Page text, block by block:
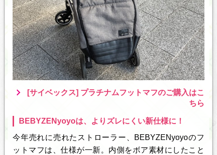
[サイベックス] プラチナムフットマフのご購入はこ
ちら
BEBYZENyoyoは、よりズレにくい新仕様に！
今年売れに売れたストローラー、BEBYZENyoyoのフ
ットマフは、仕様が一新。内側をボア素材にしたこと